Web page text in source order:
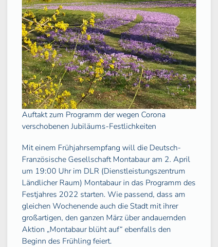
Auftakt zum Programm der wegen Corona
verschobenen Jubiläums-Festlichkeiten
Mit einem Frühjahrsempfang will die Deutsch-
Französische Gesellschaft Montabaur am 2. April
um 19:00 Uhr im DLR (Dienstleistungszentrum
Ländlicher Raum) Montabaur in das Programm des
Festjahres 2022 starten. Wie passend, dass am
gleichen Wochenende auch die Stadt mit ihrer
großartigen, den ganzen März über andauernden
Aktion „Montabaur blüht auf“ ebenfalls den
Beginn des Frühling feiert.